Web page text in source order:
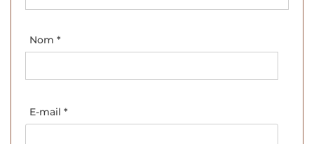
Nom *
E-mail *